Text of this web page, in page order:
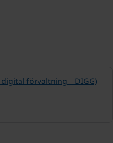
förvaltning – DIGG)